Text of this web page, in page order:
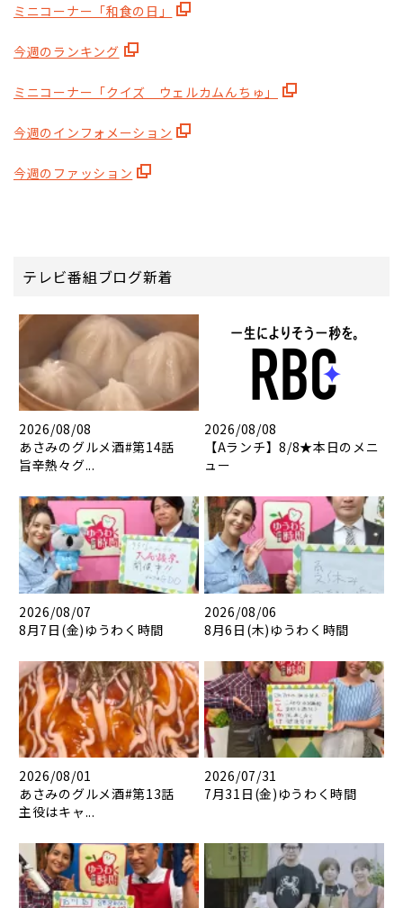
ミニコーナー「和食の日」
今週のランキング
ミニコーナー「クイズ ウェルカムんちゅ」
今週のインフォメーション
今週のファッション
テレビ番組ブログ新着
2026/08/08
あさみのグルメ酒#第14話
旨辛熱々グ...
2026/08/08
【Aランチ】8/8★本日のメニ
ュー
2026/08/07
8月7日(金)ゆうわく時間
2026/08/06
8月6日(木)ゆうわく時間
2026/08/01
あさみのグルメ酒#第13話
主役はキャ...
2026/07/31
7月31日(金)ゆうわく時間